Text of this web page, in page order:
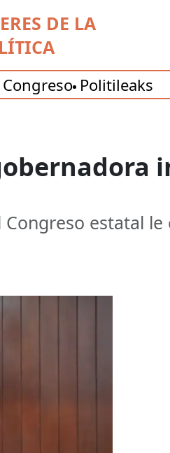
DE LA
Congreso Politileaks
estatal le